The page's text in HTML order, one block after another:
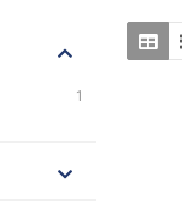
1